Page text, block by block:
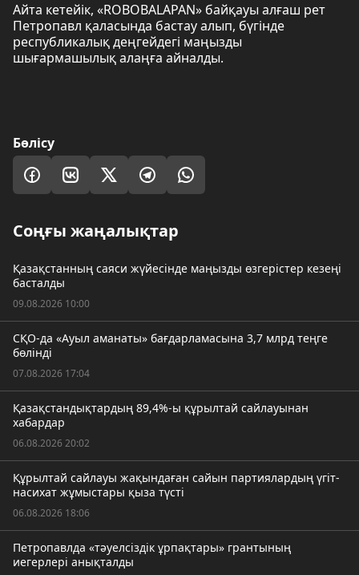
Айта кетейік, «ROBOBALAPAN» байқауы алғаш рет
Петропавл қаласында бастау алып, бүгінде
республикалық деңгейдегі маңызды
шығармашылық алаңға айналды.
Бөлісу
Соңғы жаңалықтар
Қазақстанның саяси жүйесінде маңызды өзгерістер кезеңі
басталды
09.08.2026 10:00
СҚО-да «Ауыл аманаты» бағдарламасына 3,7 млрд теңге
бөлінді
07.08.2026 17:04
Қазақстандықтардың 89,4%-ы құрылтай сайлауынан
хабардар
06.08.2026 20:02
Құрылтай сайлауы жақындаған сайын партиялардың үгіт-
насихат жұмыстары қыза түсті
06.08.2026 18:06
Петропавлда «тәуелсіздік ұрпақтары» грантының
иегерлері анықталды